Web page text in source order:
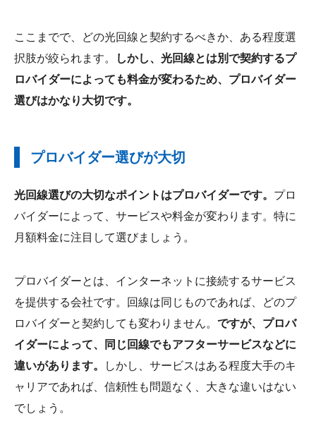
ここまでで、どの光回線と契約するべきか、ある程度選
択肢が絞られます。
しかし、光回線とは別で契約するプ
ロバイダーによっても料金が変わるため、プロバイダー
選びはかなり大切です。
プロバイダー選びが大切
光回線選びの大切なポイントはプロバイダーです。 プロ
バイダーによって、サービスや料金が変わります。特に
月額料金に注目して選びましょう。
プロバイダーとは、インターネットに接続するサービス
を提供する会社です。回線は同じものであれば、どのプ
ロバイダーと契約しても変わりません。 ですが、プロバ
イダーによって、同じ回線でもアフターサービスなどに
違いがあります。
しかし、サービスはある程度大手のキ
ャリアであれば、信頼性も問題なく、大きな違いはない
でしょう。